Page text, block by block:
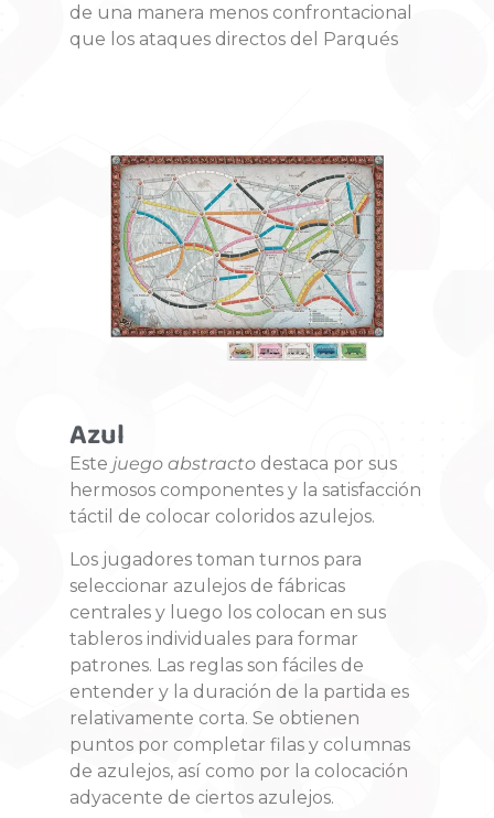
de una manera menos confrontacional
que los ataques directos del Parqués
Azul
Este juego abstractodestaca por sus
hermosos componentes y la satisfacción
táctil de colocar coloridos azulejos.
Los jugadores toman turnos para
seleccionar azulejos de fábricas
centrales y luego los colocan en sus
tableros individuales para formar
patrones. Las reglas son fáciles de
entender y la duración de la partida es
relativamente corta. Se obtienen
puntos por completar filas y columnas
de azulejos, así como por la colocación
adyacente de ciertos azulejos.